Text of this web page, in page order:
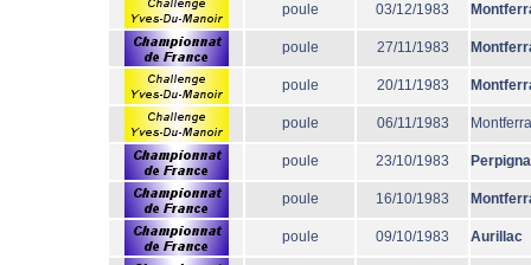
poule 03/12/1983
poule 27/11/1983
poule 20/11/1983
poule 06/11/1983
poule 23/10/1983
poule 16/10/1983
poule 09/10/1983 Aurillac